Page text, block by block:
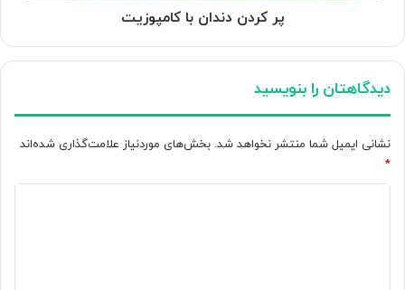
پر کردن دندان با کامپوزیت
دیدگاهتان را بنویسید
نشانی ایمیل شما منتشر نخواهد شد. بخش‌های موردنیاز علامت‌گذاری شده‌اند
*